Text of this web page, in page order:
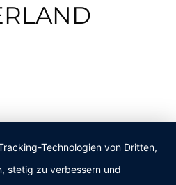
Technologien von Dritten,
stetig zu verbessern und